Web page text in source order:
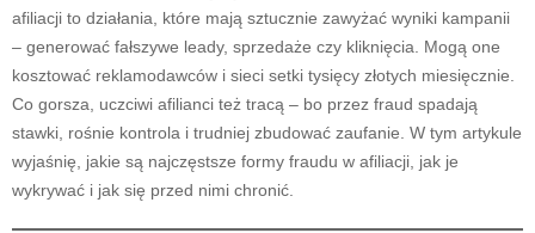
afiliacji to działania, które mają sztucznie zawyżać wyniki kampanii
– generować fałszywe leady, sprzedaże czy kliknięcia. Mogą one
kosztować reklamodawców i sieci setki tysięcy złotych miesięcznie.
Co gorsza, uczciwi afilianci też tracą – bo przez fraud spadają
stawki, rośnie kontrola i trudniej zbudować zaufanie. W tym artykule
wyjaśnię, jakie są najczęstsze formy fraudu w afiliacji, jak je
wykrywać i jak się przed nimi chronić.